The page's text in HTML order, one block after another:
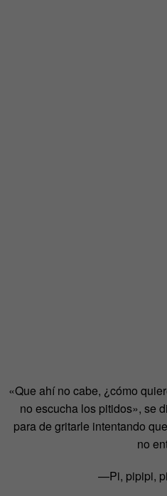
«Que ahí no cabe, ¿cómo
no escucha los pitidos», se
para de gritarle intentando
no
—Pi, pipipi,